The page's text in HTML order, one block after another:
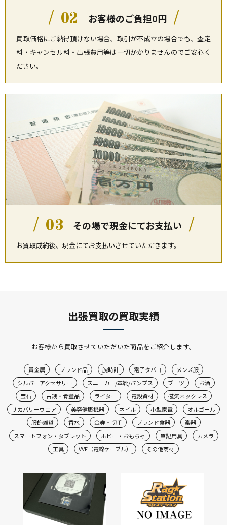
02 お客様のご負担0円
買取価格にご納得頂けない場合、取引が不成立の場合でも、査定
料・キャンセル料・出張費用等は一切かかりませんのでご安心く
ださい。
03 その場で現金にてお支払い
お買取成約後、現金にてお支払いさせていただきます。
出張買取の買取実績
お客様から買取させていただいた商品をご紹介します。
貴金属 ブランド品 腕時計 電子タバコ
メンズ服
シルバーアクセサリー
スニーカー/革靴/パンプス ブーツ
お酒
宝石
古銭・骨董品 ライター 電設資材
磁気ネックレス
リカバリーウェア
美容健康機器 ネイル 小型家電
オルゴール
服飾雑貨
香水 金券・切手 ブランド食器
楽器
スマートフォン・タブレット
ホビー・おもちゃ 筆記用具
カメラ
工具
VVF（電線ケーブル） その他商材